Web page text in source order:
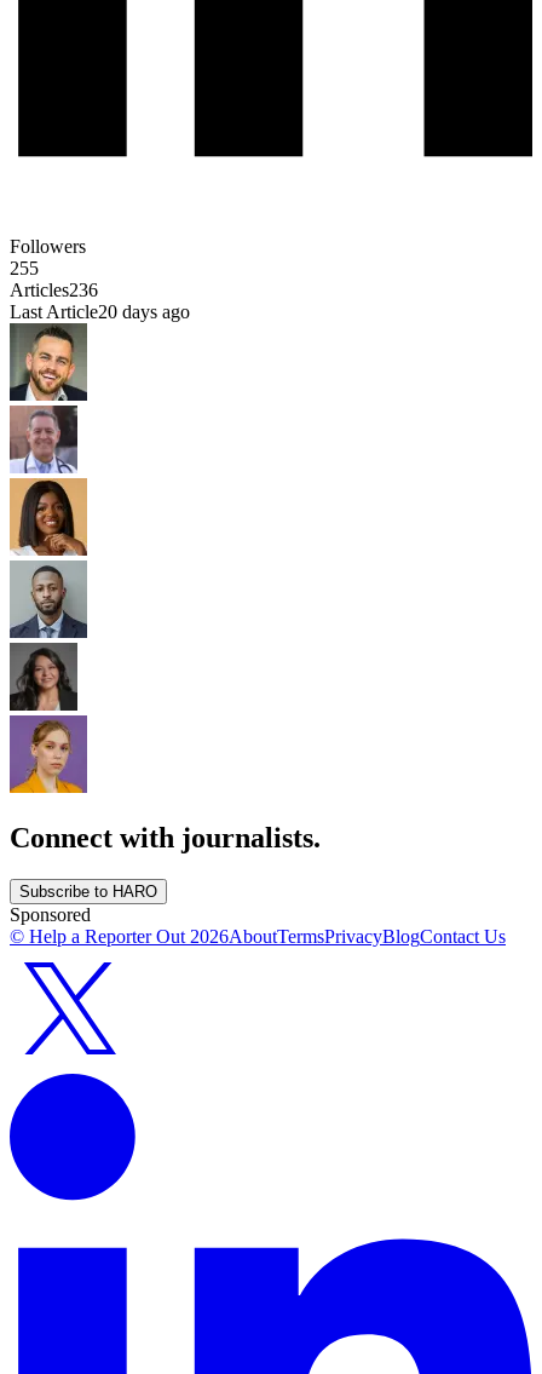
Followers
255
Articles236
Last Article20 days ago
Connect with journalists.
Subscribe to HARO
Sponsored
© Help a Reporter Out 2026AboutTermsPrivacyBlogContact Us